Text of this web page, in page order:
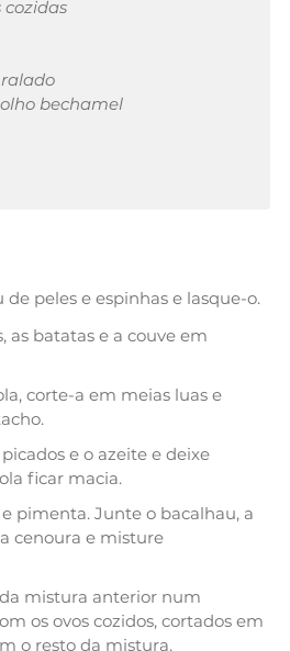
cozidas
ralado
bechamel
peles e espinhas e lasque-o.
as batatas e a couve em
corte-a em meias luas e
e o azeite e deixe
ficar macia.
pimenta. Junte o bacalhau, a
cenoura e misture
mistura anterior num
os ovos cozidos, cortados em
o resto da mistura.